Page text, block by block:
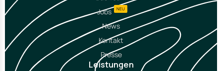
Jobs
NEU
News
Kontakt
Presse
Leistungen